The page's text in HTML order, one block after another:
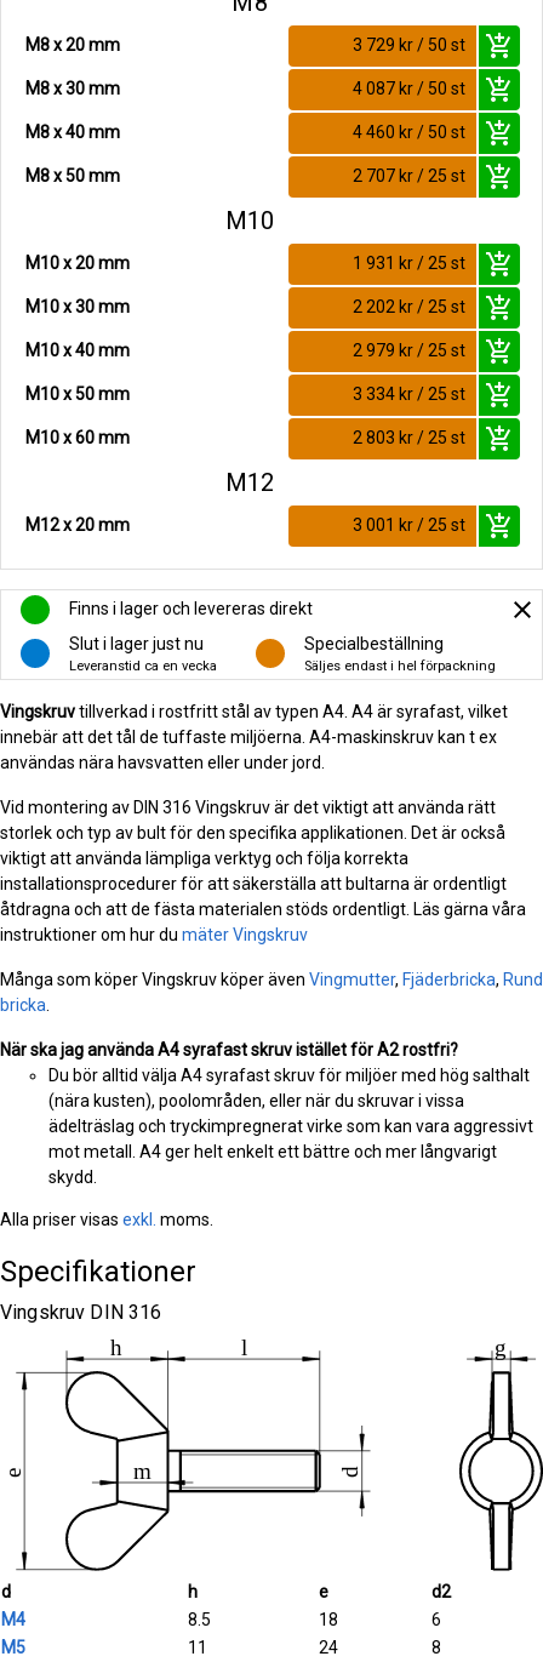
M8 x 20 mm 3 729 kr / 50 st add_shopping_cart
M8 x 30 mm 4 087 kr / 50 st add_shopping_cart
M8 x 40 mm 4 460 kr / 50 st add_shopping_cart
M8 x 50 mm 2 707 kr / 25 st
add_shopping_cart
M10
M10 x 20 mm 1 931 kr / 25 st add_shopping_cart
M10 x 30 mm 2 202 kr / 25 st add_shopping_cart
M10 x 40 mm 2 979 kr / 25 st add_shopping_cart
M10 x 50 mm 3 334 kr / 25 st add_shopping_cart
M10 x 60 mm 2 803 kr / 25 st
add_shopping_cart
M12
M12 x 20 mm 3 001 kr / 25 st add_shopping_cart
close
Finns i lager och levereras direkt
Slut i lager just nu
Leveranstid ca en vecka
Specialbeställning
Säljes endast i hel förpackning
Vingskruvtillverkad i rostfritt stål av typen A4. A4 är syrafast, vilket
innebär att det tål de tuffaste miljöerna. A4-maskinskruv kan t ex
användas nära havsvatten eller under jord.
Vid montering av DIN 316 Vingskruv är det viktigt att använda rätt
storlek och typ av bult för den specifika applikationen. Det är också
viktigt att använda lämpliga verktyg och följa korrekta
installationsprocedurer för att säkerställa att bultarna är ordentligt
åtdragna och att de fästa materialen stöds ordentligt. Läs gärna våra
instruktioner om hur du mäter Vingskruv
Många som köper Vingskruv köper även Vingmutter, Fjäderbricka, Rund
bricka
När ska jag använda A4 syrafast skruv istället för A2 rostfri?
Du bör alltid välja A4 syrafast skruv för miljöer med hög salthalt
(nära kusten), poolområden, eller när du skruvar i vissa
ädelträslag och tryckimpregnerat virke som kan vara aggressivt
mot metall. A4 ger helt enkelt ett bättre och mer långvarigt
skydd.
Alla priser visas exkl. moms.
Specifikationer
Vingskruv DIN 316
d h e
d2
M4
8.5 18
6
M5
11 24
8